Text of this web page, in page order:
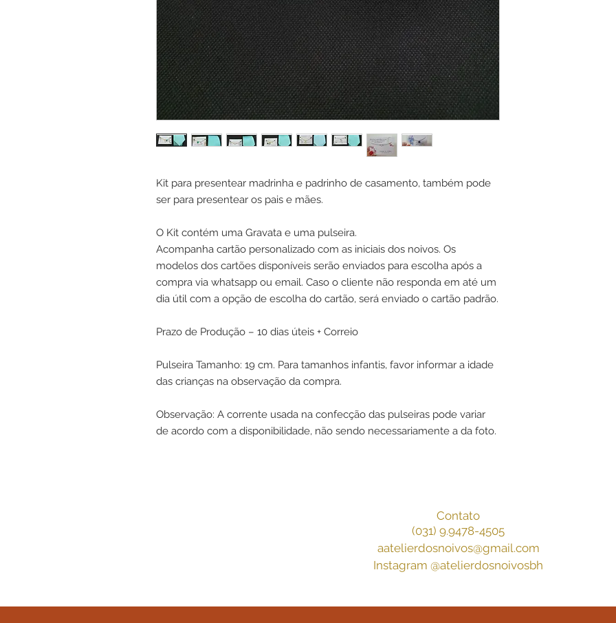
Kit para presentear madrinha e padrinho de casamento, também pode
ser para presentear os pais e mães.
O Kit contém uma Gravata e uma pulseira.
Acompanha cartão personalizado com as iniciais dos noivos. Os
modelos dos cartões disponíveis serão enviados para escolha após a
compra via whatsapp ou email. Caso o cliente não responda em até um
dia útil com a opção de escolha do cartão, será enviado o cartão padrão.
Prazo de Produção – 10 dias úteis + Correio
Pulseira Tamanho: 19 cm. Para tamanhos infantis, favor informar a idade
das crianças na observação da compra.
Observação: A corrente usada na confecção das pulseiras pode variar
de acordo com a disponibilidade, não sendo necessariamente a da foto.
Contato
(031) 9.9478-4505
aatelierdosnoivos@gmail.com
Instagram @atelierdosnoivosbh